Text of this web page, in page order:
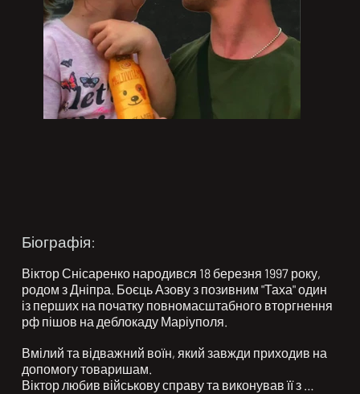
Біографія:
Віктор Снісаренко народився 18 березня 1997 року,
родом з Дніпра. Боєць Азову з позивним "Таха" один
із перших на початку повномасштабного вторгнення
рф пішов на деблокаду Маріуполя.
Вмілий та відважний воїн, який завжди приходив на
допомогу товаришам.
Віктор любив військову справу та виконував її з